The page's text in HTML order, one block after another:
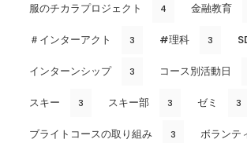
服のチカラプロジェクト 4 金融教育
＃インターアクト 3 #理科 3
インターンシップ 3 コース別活動日
スキー 3 スキー部 3 ゼミ 3
ブライトコースの取り組み 3 ボランテ